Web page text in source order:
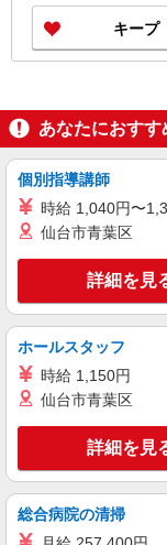
に
し
さ
万
キープ
あなたにおすす
個別指導講師
時給 1,040円〜
仙台市青葉区
詳細を見
ホールスタッフ
時給 1,150円
仙台市青葉区
詳細を見
総合病院の清掃